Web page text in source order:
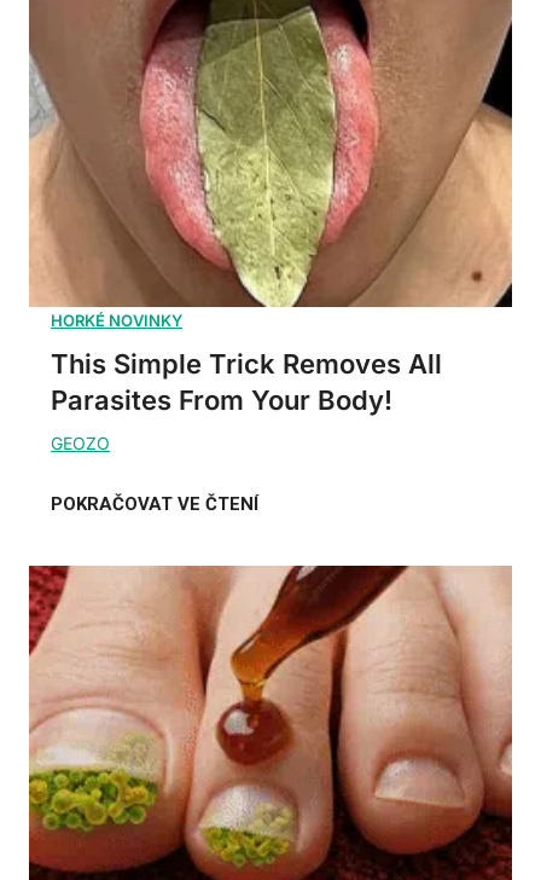
This Simple Trick Removes All
Parasites From Your Body!